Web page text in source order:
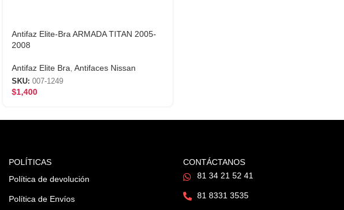
Antifaz Elite-Bra ARMADA TITAN 2005-
2008
Antifaz Elite Bra Antifaces Nissan
SKU: 007-1249
$1,400
POLÍTICAS
Política de devolución
Política de Envíos
CONTÁCTANOS
81 34 21 52 41
81 8331 3535